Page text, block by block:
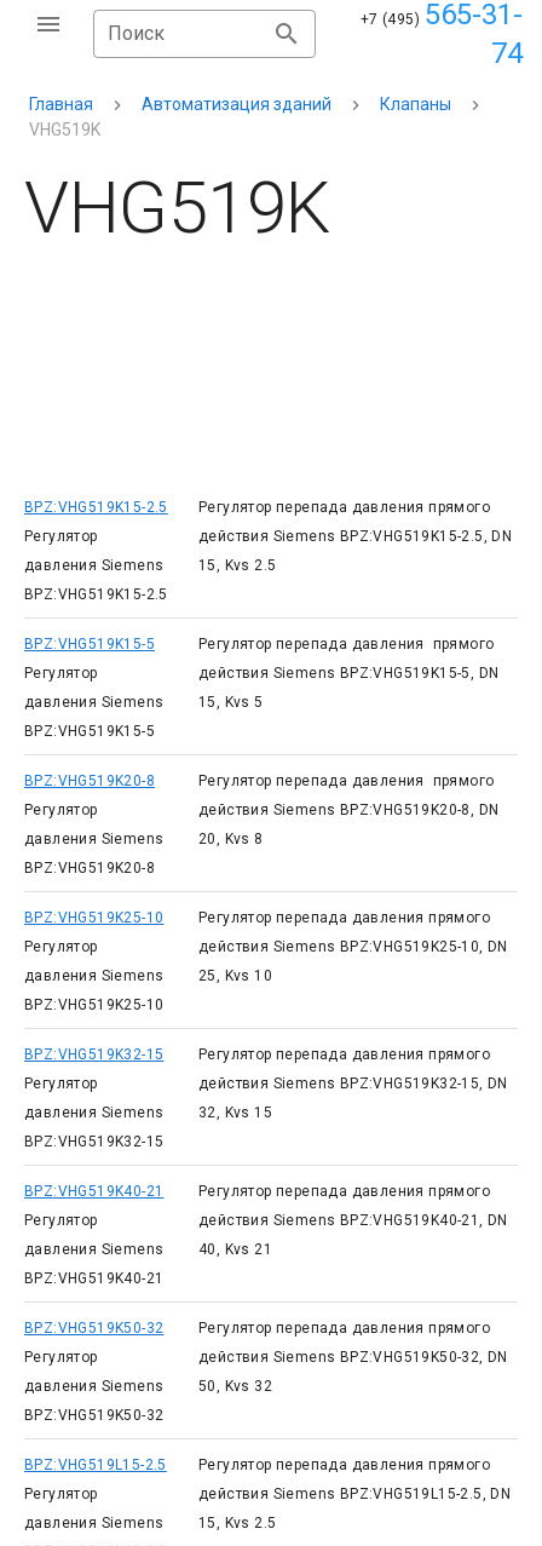
Поиск
+7 (495) 565-31-
74
Главная Автоматизация зданий
Клапаны
VHG519K
VHG519K
BPZ:VHG519K15-2.5
Регулятор
давления Siemens
BPZ:VHG519K15-2.5
Регулятор перепада давления прямого
действия Siemens BPZ:VHG519K15-2.5, DN
15, Kvs 2.5
BPZ:VHG519K15-5
Регулятор
давления Siemens
BPZ:VHG519K15-5
Регулятор перепада давления прямого
действия Siemens BPZ:VHG519K15-5, DN
15, Kvs 5
BPZ:VHG519K20-8
Регулятор
давления Siemens
BPZ:VHG519K20-8
Регулятор перепада давления прямого
действия Siemens BPZ:VHG519K20-8, DN
20, Kvs 8
BPZ:VHG519K25-10
Регулятор
давления Siemens
BPZ:VHG519K25-10
Регулятор перепада давления прямого
действия Siemens BPZ:VHG519K25-10, DN
25, Kvs 10
BPZ:VHG519K32-15
Регулятор
давления Siemens
BPZ:VHG519K32-15
Регулятор перепада давления прямого
действия Siemens BPZ:VHG519K32-15, DN
32, Kvs 15
BPZ:VHG519K40-21
Регулятор
давления Siemens
BPZ:VHG519K40-21
Регулятор перепада давления прямого
действия Siemens BPZ:VHG519K40-21, DN
40, Kvs 21
BPZ:VHG519K50-32
Регулятор
давления Siemens
BPZ:VHG519K50-32
Регулятор перепада давления прямого
действия Siemens BPZ:VHG519K50-32, DN
50, Kvs 32
BPZ:VHG519L15-2.5
Регулятор
давления Siemens
Регулятор перепада давления прямого
действия Siemens BPZ:VHG519L15-2.5, DN
15, Kvs 2.5